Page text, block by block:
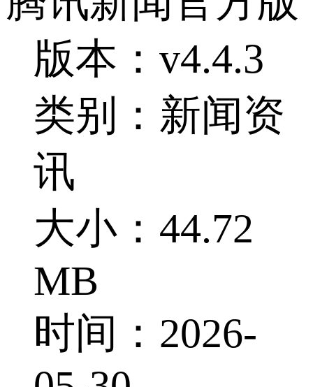
版本：v4.4.3
类别：新闻资
讯
大小：44.72
MB
时间：2026-